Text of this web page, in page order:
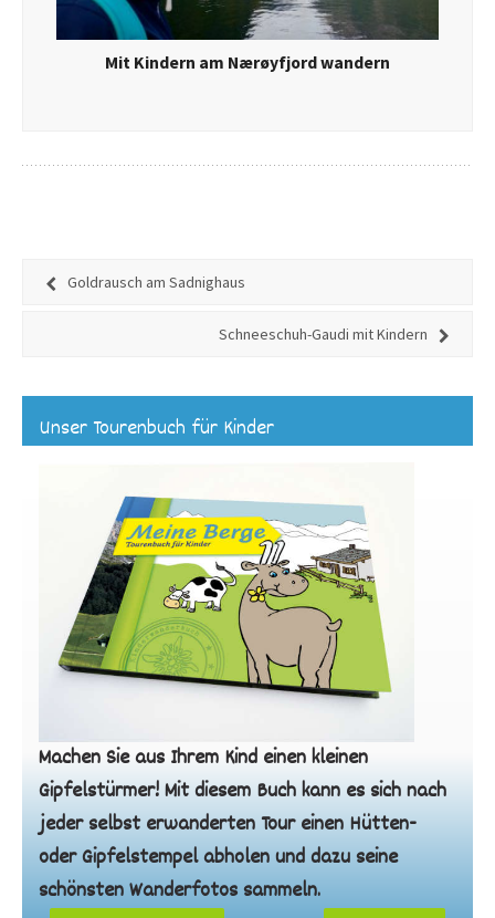
Mit Kindern am Nærøyfjord wandern
Goldrausch am Sadnighaus
Schneeschuh-Gaudi mit Kindern
Unser Tourenbuch für Kinder
Machen Sie aus Ihrem Kind einen kleinen
Gipfelstürmer! Mit diesem Buch kann es sich nach
jeder selbst erwanderten Tour einen Hütten-
oder Gipfelstempel abholen und dazu seine
schönsten Wanderfotos sammeln.